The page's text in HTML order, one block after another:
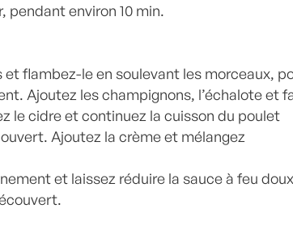
pendant environ 10 min.
et flambez-le en soulevant les morceaux,
Ajoutez les champignons, l’échalote et
le cidre et continuez la cuisson du poulet
Ajoutez la crème et mélangez
et laissez réduire la sauce à feu doux